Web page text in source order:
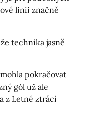
linii značně
technika jasně
pokračovat
gól už ale
z Letné ztrácí